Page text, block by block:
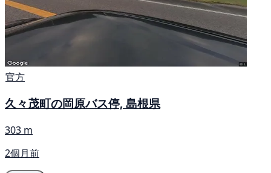
官方
久々茂町の岡原バス停, 島根県
303 m
2個月前